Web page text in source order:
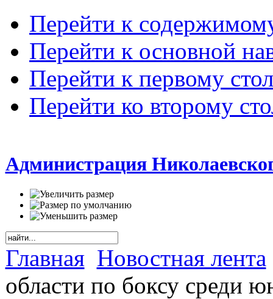
Перейти к
Перейти к основной
Перейти к первому
Перейти ко второму
Администрация
Главная Новостная лента
области по боксу среди